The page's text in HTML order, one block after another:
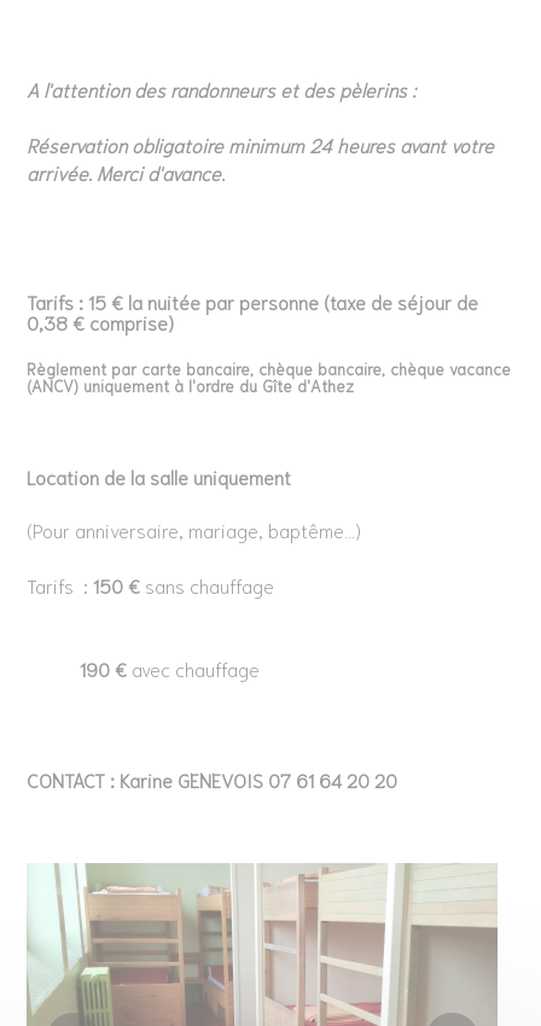
A l'attention des randonneurs et des pèlerins :
Réservation obligatoire minimum 24 heures avant votre
arrivée. Merci d'avance.
Tarifs : 15 € la nuitée par personne (taxe de séjour de
0,38 € comprise)
Règlement par carte bancaire, chèque bancaire, chèque vacance
(ANCV) ​​​​​​​uniquement à l'ordre du Gîte d'Athez
Location de la salle uniquement
(Pour anniversaire, mariage, baptême...)
Tarifs : 150 € sans chauffage
190 € avec chauffage
CONTACT : Karine GENEVOIS 07 61 64 20 20